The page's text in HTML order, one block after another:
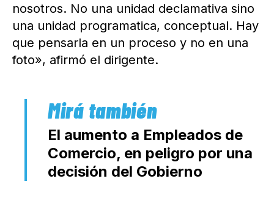
nosotros. No una unidad declamativa sino
una unidad programatica, conceptual. Hay
que pensarla en un proceso y no en una
foto», afirmó el dirigente.
El aumento a Empleados de
Comercio, en peligro por una
decisión del Gobierno